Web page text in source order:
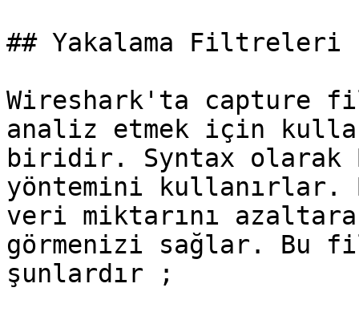
## Yakalama Filtreleri
Wireshark'ta
analiz etmek için
biridir. Syntax olarak
yöntemini
veri miktarını
görmenizi sağlar. Bu
şunlardır ;